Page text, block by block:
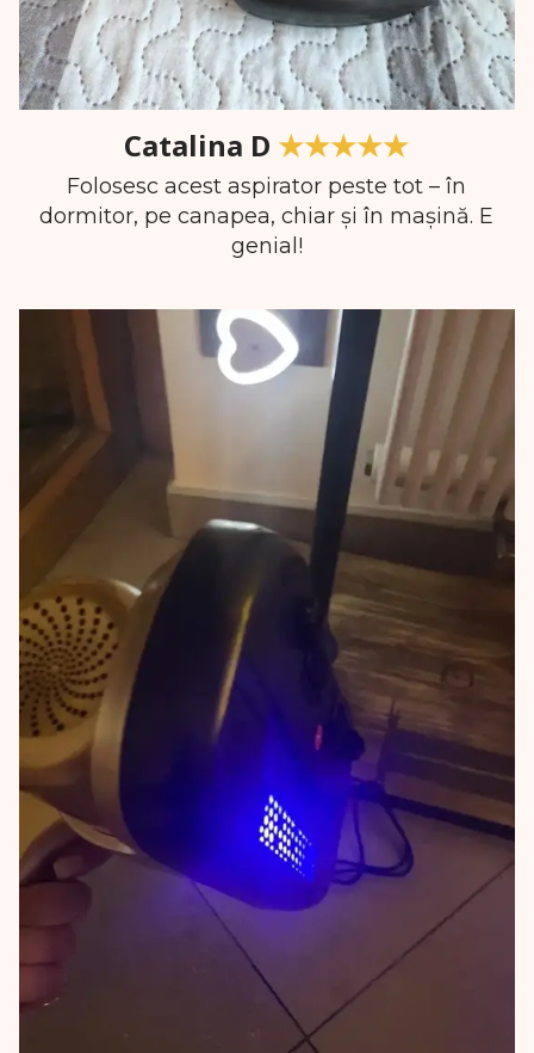
Catalina D ★★★★★
Folosesc acest aspirator peste tot – în
dormitor, pe canapea, chiar și în mașină. E
genial!